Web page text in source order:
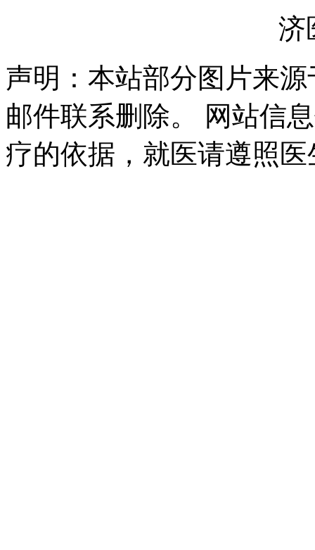
济
声明：本站部分图片来
邮件联系删除。 网站信
疗的依据，就医请遵照